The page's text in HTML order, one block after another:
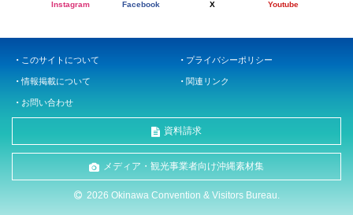
Instagram Facebook X Youtube
このサイトについて プライバシーポリシー
情報掲載について 関連リンク
お問い合わせ
資料請求
メディア・観光事業者向け沖縄素材集
2026 Okinawa Convention & Visitors Bureau.